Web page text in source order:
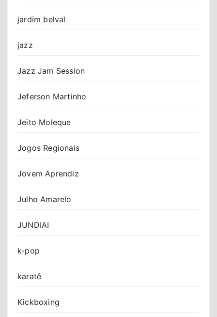
jardim belval
jazz
Jazz Jam Session
Jeferson Martinho
Jeito Moleque
Jogos Regionais
Jovem Aprendiz
Julho Amarelo
JUNDIAI
k-pop
karatê
Kickboxing